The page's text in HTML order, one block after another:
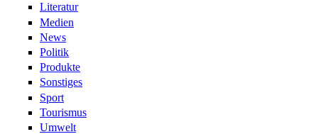
Literatur
Medien
News
Politik
Produkte
Sonstiges
Sport
Tourismus
Umwelt